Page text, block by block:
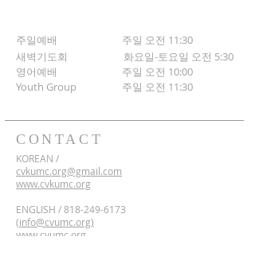
CONTACT
주일예배 주일 오전 11:30
새벽기도회
화요일-토요일 오전 5:30
영어예배 주일 오전 10:00
​Youth Group
주일 오전 11:30
KOREAN /
cvkumc.org@gmail.com
www.cvkumc.org
ENGLISH /818-249-6173
(info@cvumc.org)
www.cvumc.org